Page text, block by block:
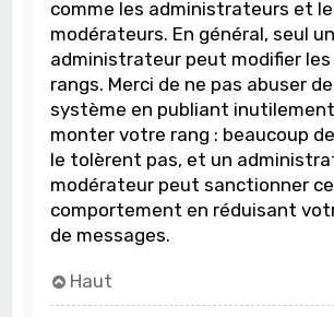
comme les administrateurs et
modérateurs. En général, seul un
administrateur peut modifier les
rangs. Merci de ne pas abuser
système en publiant
monter votre rang : beaucoup
le tolèrent pas, et un
modérateur peut sanctionner ce
comportement en réduisant
de messages.
Haut